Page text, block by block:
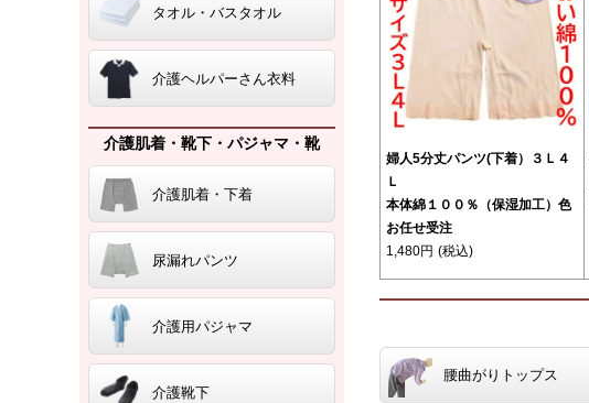
タオル・バスタオル
介護ヘルパーさん衣料
介護肌着・靴下・パジャマ・靴
介護肌着・下着
尿漏れパンツ
介護用パジャマ
介護靴下
婦人5分丈パンツ(下着）３Ｌ４
Ｌ
本体綿１００％（保湿加工）色
お任せ受注
1,480円 (税込)
腰曲がりトップス